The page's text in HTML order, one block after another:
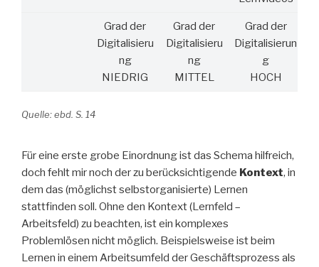
Grad der
Digitalisieru
ng
NIEDRIG
Grad der
Digitalisieru
ng
MITTEL
Grad der
Digitalisierun
g
HOCH
Quelle: ebd. S. 14
Für eine erste grobe Einordnung ist das Schema hilfreich,
doch fehlt mir noch der zu berücksichtigende Kontext, in
dem das (möglichst selbstorganisierte) Lernen
stattfinden soll. Ohne den Kontext (Lernfeld –
Arbeitsfeld) zu beachten, ist ein komplexes
Problemlösen nicht möglich. Beispielsweise ist beim
Lernen in einem Arbeitsumfeld der Geschäftsprozess als